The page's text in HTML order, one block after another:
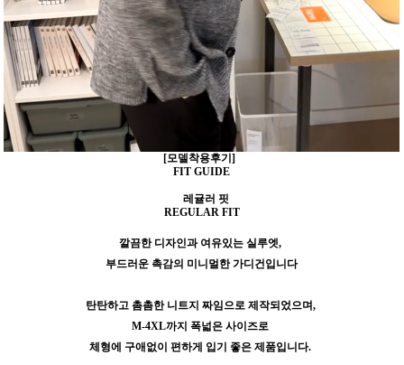
[모델착용후기]
FIT GUIDE
레귤러 핏
REGULAR FIT
깔끔한 디자인과 여유있는 실루엣,
부드러운 촉감의 미니멀한 가디건입니다
탄탄하고 촘촘한 니트지 짜임으로 제작되었으며,
M-4XL까지 폭넓은 사이즈로
체형에 구애없이 편하게 입기 좋은 제품입니다.